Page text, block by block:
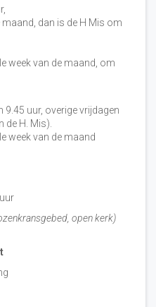
maand, dan is de H Mis om
week van de maand, om
9.45 uur, overige vrijdagen
H. Mis).
week van de maand
open kerk)